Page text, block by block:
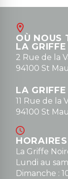
OÙ NOUS
LA
2 Rue de la
94100 St
LA
11 Rue de la
94100 St
La Griffe
Lundi au
Dimanche :